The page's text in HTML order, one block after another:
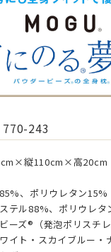
770-243
縦110cm×高20cm
、ポリウレタン15%
テル88%、ポリウレタ
ーズ®（発泡ポリスチレ
イト・スカイブルー・